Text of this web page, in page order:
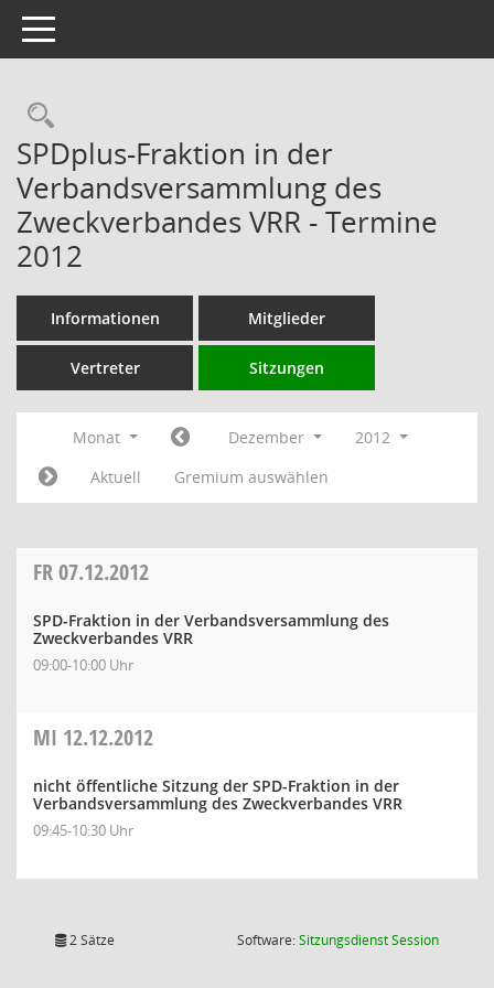
Toggle navigation
Rechercheauswahl
SPDplus-Fraktion in der
Verbandsversammlung des
Zweckverbandes VRR - Termine
2012
Informationen Mitglieder
Vertreter Sitzungen
Monat Dezember
2012
Aktuell
Gremium auswählen
FR07.12.2012
SPD-Fraktion in der Verbandsversammlung des
Zweckverbandes VRR
09:00-10:00 Uhr
MI 12.12.2012
nicht öffentliche Sitzung der SPD-Fraktion in der
Verbandsversammlung des Zweckverbandes VRR
09:45-10:30 Uhr
2 Sätze Software:SitzungsdienstSession(Wird in